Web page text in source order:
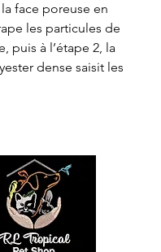
face poreuse en
les particules de
puis à l’étape 2, la
dense saisit les